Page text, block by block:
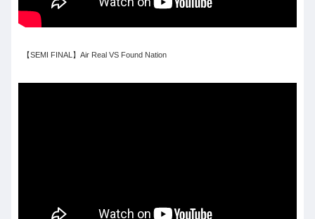
【SEMI FINAL】Air Real VS Found Nation